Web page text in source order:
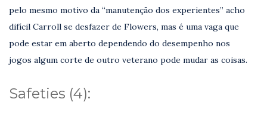
pelo mesmo motivo da “manutenção dos experientes” acho
difícil Carroll se desfazer de Flowers, mas é uma vaga que
pode estar em aberto dependendo do desempenho nos
jogos algum corte de outro veterano pode mudar as coisas.
Safeties (4):